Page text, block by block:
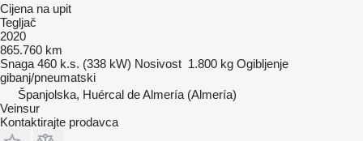
Cijena na upit
Tegljač
2020
865.760 km
Snaga 460 k.s. (338 kW) Nosivost 1.800 kg Ogibljenje
gibanj/pneumatski
Španjolska, Huércal de Almería (Almería)
Veinsur
Kontaktirajte prodavca